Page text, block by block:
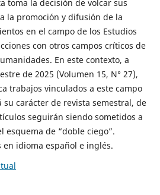
toma la decisión de volcar sus
la promoción y difusión de la
en el campo de los Estudios
con otros campos críticos de
En este contexto, a
de 2025 (Volumen 15, N° 27),
trabajos vinculados a este campo
carácter de revista semestral, de
seguirán siendo sometidos a
esquema de “doble ciego”.
en idioma español e inglés.